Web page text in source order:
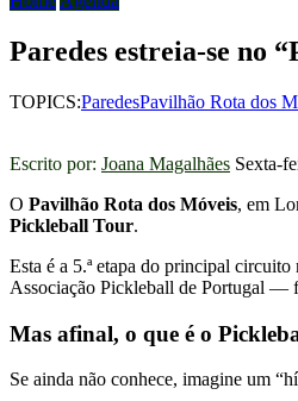
Paredes estreia-se no
TOPICS:ParedesPavilhão Rota dos
Escrito por: Joana Magalhães Sexta-
O Pavilhão Rota dos Móveis, em
Pickleball Tour.
Esta é a 5.ª etapa do principal
Associação Pickleball de Portugal —
Mas afinal, o que é o
Se ainda não conhece, imagine um